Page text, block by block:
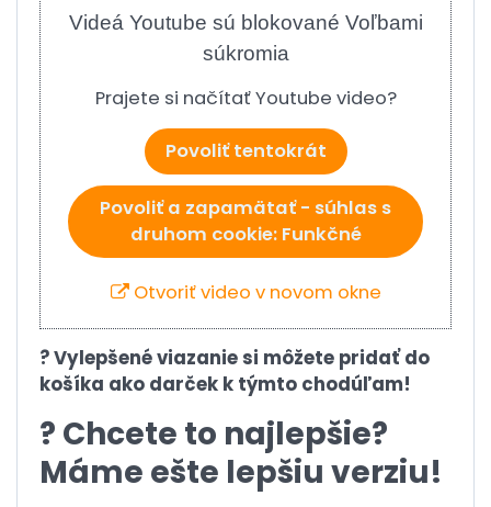
Videá Youtube sú blokované Voľbami
súkromia
Prajete si načítať Youtube video?
Povoliť tentokrát
Povoliť a zapamätať - súhlas s
druhom cookie: Funkčné
Otvoriť video v novom okne
? Vylepšené viazanie si môžete pridať do
košíka ako darček k týmto chodúľam!
? Chcete to najlepšie?
Máme ešte lepšiu verziu!